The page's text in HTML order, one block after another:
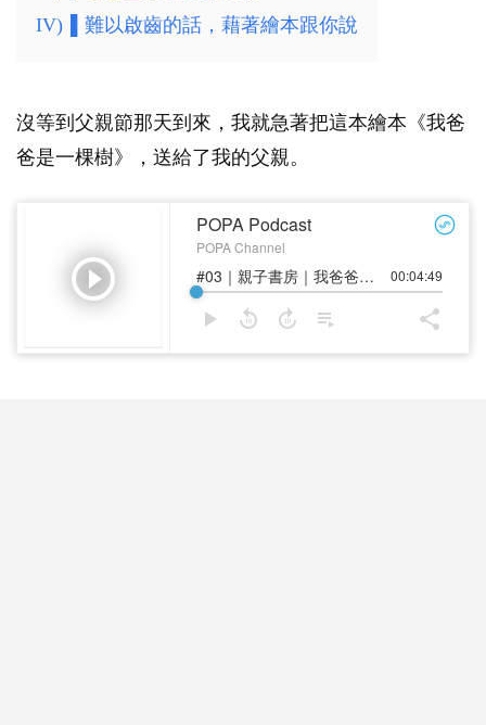
IV)
▌難以啟齒的話，藉著繪本跟你說
沒等到父親節那天到來，我就急著把這本繪本《我爸
爸是一棵樹》，送給了我的父親。